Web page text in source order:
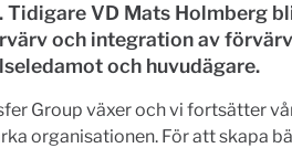
Tidigare VD Mats Holmberg
och integration av
och huvudägare.
Group växer och vi fortsätter
organisationen. För att skapa